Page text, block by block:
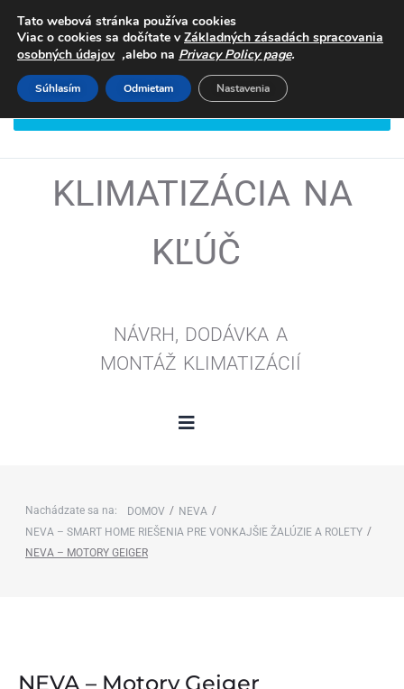
KLIMATIZÁCIA NA
KĽÚČ
NÁVRH, DODÁVKA A
MONTÁŽ KLIMATIZÁCIÍ
Nachádzate sa na: DOMOV / NEVA /
NEVA – SMART HOME RIEŠENIA PRE VONKAJŠIE ŽALÚZIE A ROLETY /
NEVA – MOTORY GEIGER
NEVA – Motory Geiger
Tato webová stránka používa cookies
Viac o cookies sa dočítate vZákladných zásadách spracovania
osobných údajov,alebo na Privacy Policy page.
Súhlasím Odmietam Nastavenia